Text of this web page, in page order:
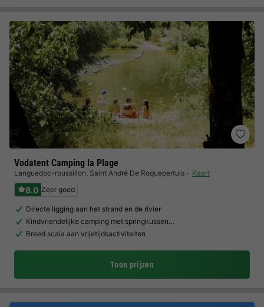
Vodatent Camping la Plage
Languedoc-roussillon, Saint André De Roquepertuis Kaart
8.0 Zeer goed
Directe ligging aan het strand en de rivier
Kindvriendelijke camping met springkussen…
Breed scala aan vrijetijdsactiviteiten
Toon prijzen